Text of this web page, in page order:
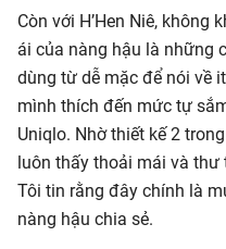
Còn với H’Hen Niê, không
ái của nàng hậu là những
dùng từ dễ mặc để nói về
mình thích đến mức tự
Uniqlo. Nhờ thiết kế 2
luôn thấy thoải mái và thư
Tôi tin rằng đây chính là
nàng hậu chia sẻ.